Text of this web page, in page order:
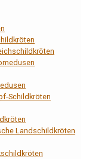
Schildkröten
Landschildkröten